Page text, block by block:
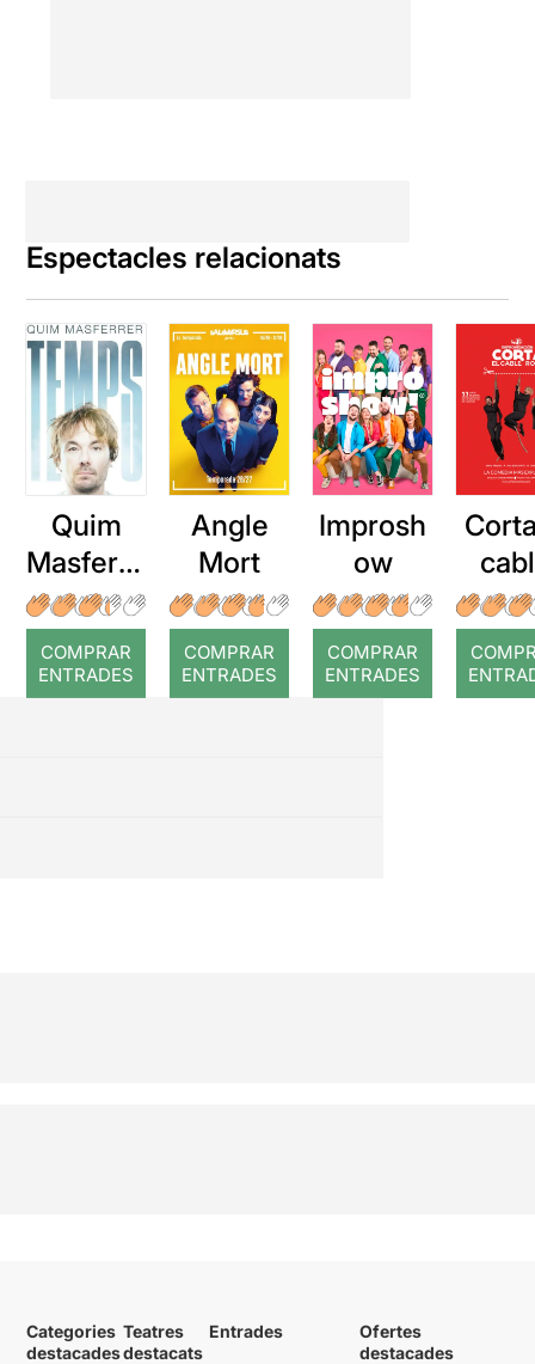
Espectacles relacionats
Quim
Masferre
r: Temps
COMPRAR
ENTRADES
Angle
Mort
COMPRAR
ENTRADES
Improsh
ow
COMPRAR
ENTRADES
Categories
destacades
Teatres
destacats
Entrades
Ofertes
destacades